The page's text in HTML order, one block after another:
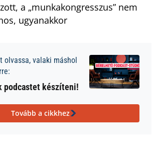
a „munkakongresszus” nem
ugyanakkor
olvassa, valaki máshol
podcastet készíteni!
Tovább a cikkhez